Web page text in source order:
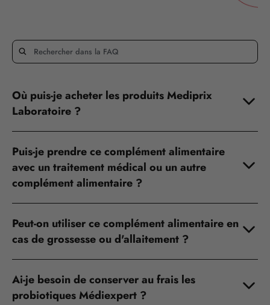
Où puis-je acheter les produits Mediprix
Laboratoire ?
Puis-je prendre ce complément alimentaire
avec un traitement médical ou un autre
complément alimentaire ?
Peut-on utiliser ce complément alimentaire en
cas de grossesse ou d'allaitement ?
Ai-je besoin de conserver au frais les
probiotiques Médiexpert ?